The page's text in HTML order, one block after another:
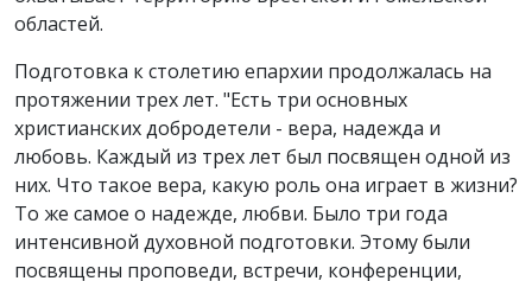
областей.
Подготовка к столетию епархии продолжалась на
протяжении трех лет. "Есть три основных
христианских добродетели - вера, надежда и
любовь. Каждый из трех лет был посвящен одной из
них. Что такое вера, какую роль она играет в жизни?
То же самое о надежде, любви. Было три года
интенсивной духовной подготовки. Этому были
посвящены проповеди, встречи, конференции,